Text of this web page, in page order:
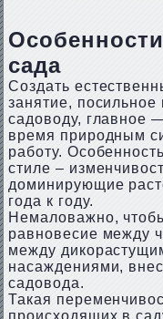
сада
Создать
занятие, посильное
садоводу, главное
время природным
работу.
стиле –
доминирующие
года к году.
Немаловажно,
равновесие между
между
насаждениями,
садовода.
Такая
происходящих в